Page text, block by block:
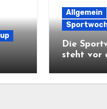
Allgemein
Die
steht vor